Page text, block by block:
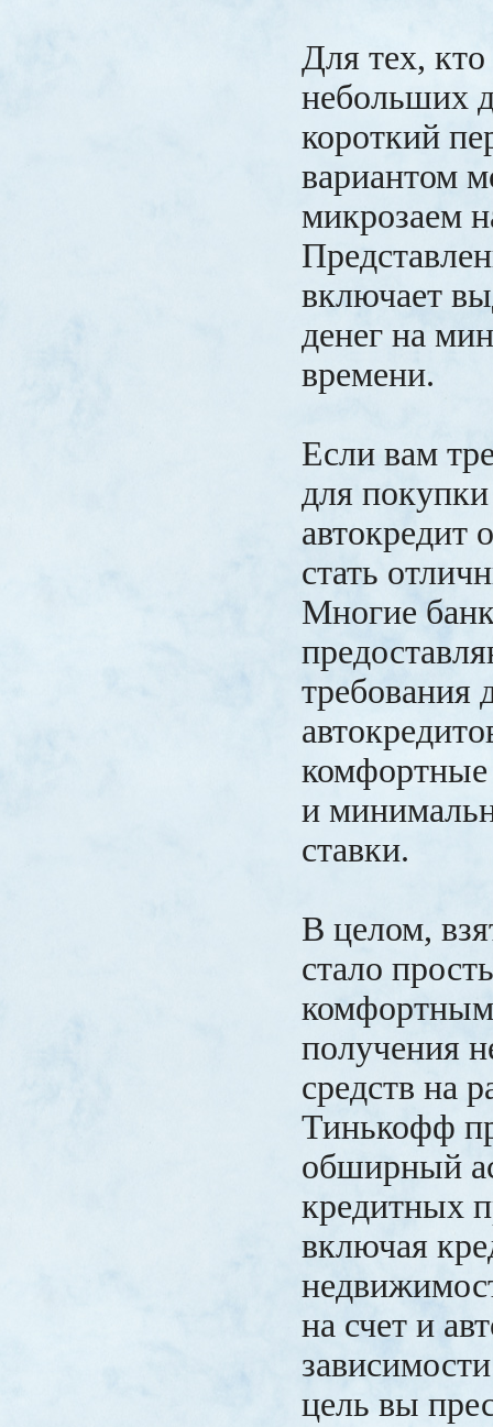
Для тех,
небольших
короткий
вариантом
микрозаем
включает
денег на
времени.
Если вам
для
автокредит
стать
Многие
требования
комфортные
и
ставки.
В целом,
стало
получения
средств на
Тинькофф
обширный
кредитных
включая
на счет и
цель вы